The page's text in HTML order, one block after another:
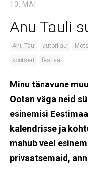
10. MAI
Anu Tauli
Anu Taul autorilaul
kontsert festival
Minu tänavune
Ootan väga neid
esinemisi
kalendrisse ja
mahub veel
privaatsemaid,